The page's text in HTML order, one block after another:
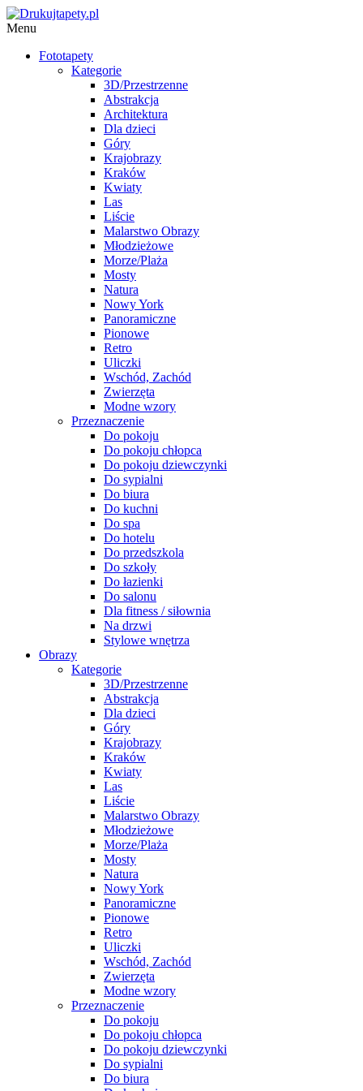
Menu
Fototapety
Kategorie
3D/Przestrzenne
Abstrakcja
Architektura
Dla dzieci
Góry
Krajobrazy
Kraków
Kwiaty
Las
Liście
Malarstwo Obrazy
Młodzieżowe
Morze/Plaża
Mosty
Natura
Nowy York
Panoramiczne
Pionowe
Retro
Uliczki
Wschód, Zachód
Zwierzęta
Modne wzory
Przeznaczenie
Do pokoju
Do pokoju chłopca
Do pokoju dziewczynki
Do sypialni
Do biura
Do kuchni
Do spa
Do hotelu
Do przedszkola
Do szkoły
Do łazienki
Do salonu
Dla fitness / siłownia
Na drzwi
Stylowe wnętrza
Obrazy
Kategorie
3D/Przestrzenne
Abstrakcja
Dla dzieci
Góry
Krajobrazy
Kraków
Kwiaty
Las
Liście
Malarstwo Obrazy
Młodzieżowe
Morze/Plaża
Mosty
Natura
Nowy York
Panoramiczne
Pionowe
Retro
Uliczki
Wschód, Zachód
Zwierzęta
Modne wzory
Przeznaczenie
Do pokoju
Do pokoju chłopca
Do pokoju dziewczynki
Do sypialni
Do biura